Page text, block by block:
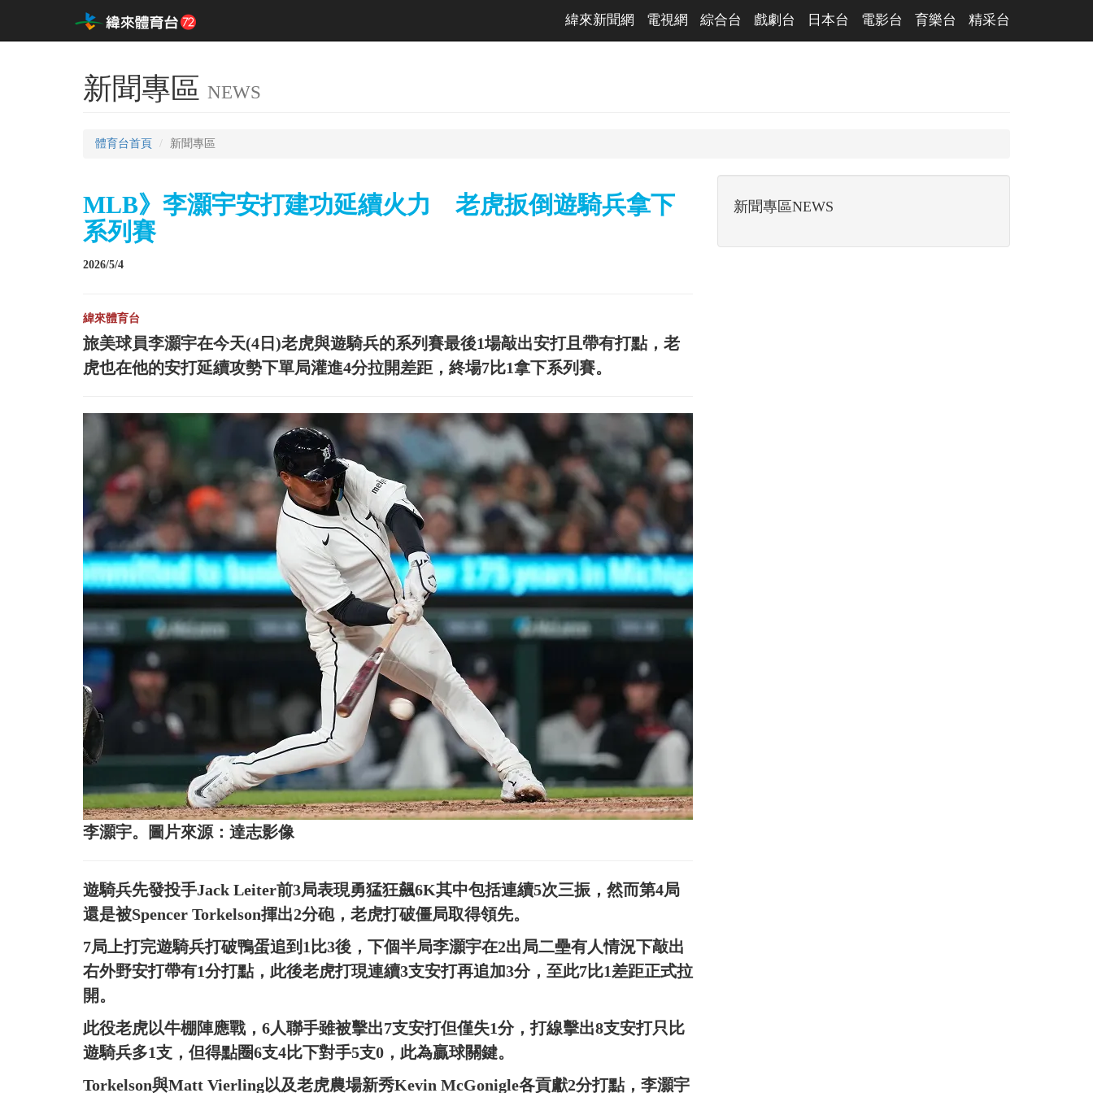
緯來新聞網 電視網 綜合台 戲劇台 日本台 電影台 育樂台 精采台
新聞專區 NEWS
體育台首頁 新聞專區
MLB》李灝宇安打建功延續火力 老虎扳倒遊騎兵拿下
系列賽
2026/5/4
緯來體育台
旅美球員李灝宇在今天(4日)老虎與遊騎兵的系列賽最後1場敲出安打且帶有打點，老
虎也在他的安打延續攻勢下單局灌進4分拉開差距，終場7比1拿下系列賽。
李灝宇。圖片來源：達志影像
遊騎兵先發投手Jack Leiter前3局表現勇猛狂飆6K其中包括連續5次三振，然而第4局
還是被Spencer Torkelson揮出2分砲，老虎打破僵局取得領先。
7局上打完遊騎兵打破鴨蛋追到1比3後，下個半局李灝宇在2出局二壘有人情況下敲出
右外野安打帶有1分打點，此後老虎打現連續3支安打再追加3分，至此7比1差距正式拉
開。
此役老虎以牛棚陣應戰，6人聯手雖被擊出7支安打但僅失1分，打線擊出8支安打只比
遊騎兵多1支，但得點圈6支4比下對手5支0，此為贏球關鍵。
Torkelson與Matt Vierling以及老虎農場新秀Kevin McGonigle各貢獻2分打點，李灝宇
新聞專區NEWS